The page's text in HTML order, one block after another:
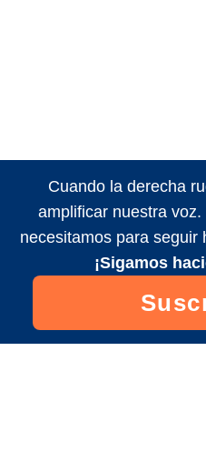
Cuando la derecha
amplificar nuestra
necesitamos para seguir
¡Sigamos